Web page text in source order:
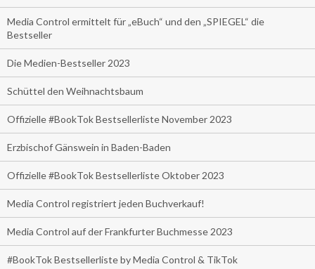
Media Control ermittelt für „eBuch“ und den „SPIEGEL“ die
Bestseller
Die Medien-Bestseller 2023
Schüttel den Weihnachtsbaum
Offizielle #BookTok Bestsellerliste November 2023
Erzbischof Gänswein in Baden-Baden
Offizielle #BookTok Bestsellerliste Oktober 2023
Media Control registriert jeden Buchverkauf!
Media Control auf der Frankfurter Buchmesse 2023
#BookTok Bestsellerliste by Media Control & TikTok